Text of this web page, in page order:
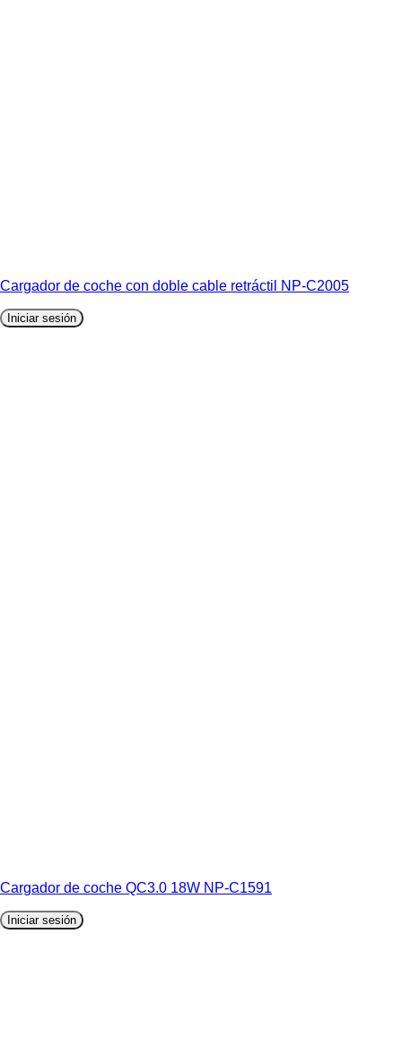
Cargador de coche con doble cable retráctil NP-C2005
Iniciar sesión
Cargador de coche QC3.0 18W NP-C1591
Iniciar sesión